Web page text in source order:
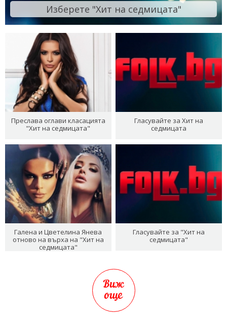
Изберете "Хит на седмицата"
Преслава оглави класацията
"Хит на седмицата"
Гласувайте за Хит на
седмицата
Галена и Цветелина Янева
отново на върха на "Хит на
седмицата"
Гласувайте за "Хит на
седмицата"
Виж
още